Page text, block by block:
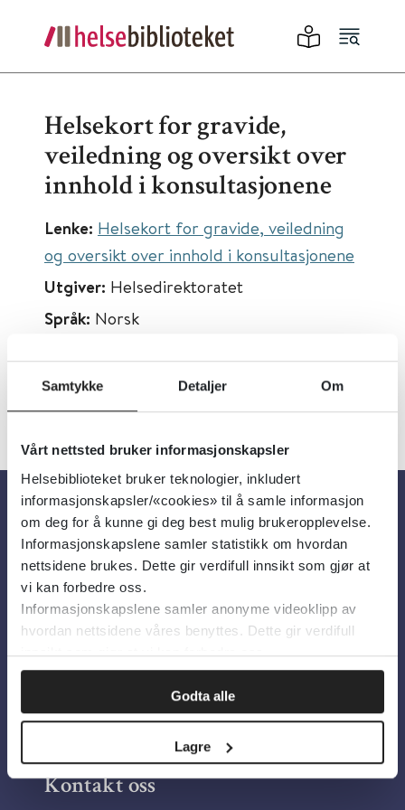
Samtykke Detaljer Om
Vårt nettsted bruker informasjonskapsler
Helsebiblioteket bruker teknologier, inkludert
informasjonskapsler/«cookies» til å samle informasjon
om deg for å kunne gi deg best mulig brukeropplevelse.
Informasjonskapslene samler statistikk om hvordan
nettsidene brukes. Dette gir verdifull innsikt som gjør at
vi kan forbedre oss.
Informasjonskapslene samler anonyme videoklipp av
hvordan nettsidene våres benyttes. Dette gir verdifull
innsikt som gjør at vi kan forbedre oss.
Godta alle
Lagre
Helsekort for gravide,
veiledning og oversikt over
innhold i konsultasjonene
Lenke: Helsekort for gravide, veiledning
og oversikt over innhold i konsultasjonene
Utgiver: Helsedirektoratet
Språk: Norsk
Om oss
Om Helsebiblioteket
Personvern og informasjonskapsler
Tilgjengelighetserklæring
Bilder fra Colourbox.com
Kontakt oss